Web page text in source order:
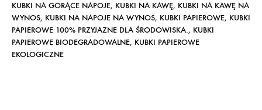
KUBKI NA GORĄCE NAPOJE, KUBKI NA KAWĘ, KUBKI NA KAWĘ NA
WYNOS, KUBKI NA NAPOJE NA WYNOS, KUBKI PAPIEROWE, KUBKI
PAPIEROWE 100% PRZYJAZNE DLA ŚRODOWISKA., KUBKI
PAPIEROWE BIODEGRADOWALNE, KUBKI PAPIEROWE
EKOLOGICZNE